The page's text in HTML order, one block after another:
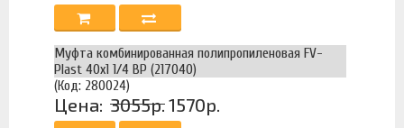
Муфта комбинированная полипропиленовая FV-
Plast 40х1 1/4 ВР (217040)
(Код: 280024)
Цена: 3055р.1570р.